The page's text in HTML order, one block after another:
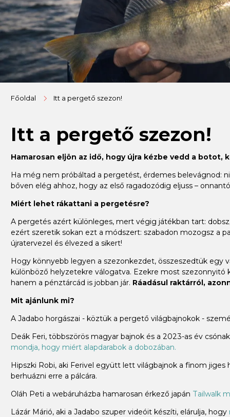
Főoldal Itt a pergető szezon!
Itt a pergető szezon!
Hamarosan eljön az idő, hogy újra kézbe vedd a
Ha még nem próbáltad a pergetést, érdemes belevágnod:
bőven elég ahhoz, hogy az első ragadozódig eljuss –
Miért lehet rákattani a pergetésre?
A pergetés azért különleges, mert végig játékban tart:
ezért szeretik sokan ezt a módszert: szabadon mozogsz a
újratervezel és élvezed a sikert!
Hogy könnyebb legyen a szezonkezdet, összeszedtük egy
különböző helyzetekre válogatva. Ezekre most szezonnyitó
hanem a pénztárcád is jobban jár. Ráadásul raktárról,
Mit ajánlunk mi?
A Jadabo horgászai - köztük a pergető világbajnokok -
Deák Feri, többszörös magyar bajnok és a 2023-as év
mondja, hogy miért alapdarabok a dobozában.
Hipszki Robi, aki Ferivel együtt lett világbajnok a finom jiges
berhuázni erre a pálcára.
Oláh Peti a webáruházba hamarosan érkező japán Tailwalk
Lázár Márió, aki a Jadabo szuper videóit készíti, elárulja, hogy